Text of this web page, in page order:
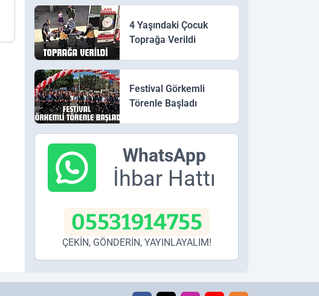
4 Yaşındaki Çocuk
Toprağa Verildi
Festival Görkemli
Törenle Başladı
WhatsApp
İhbar Hattı
05531914755
ÇEKİN, GÖNDERİN, YAYINLAYALIM!